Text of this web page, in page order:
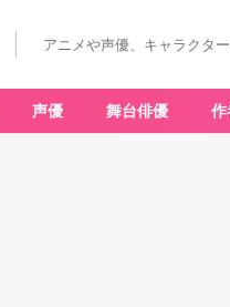
アニメや声優、キャラクタ
声優 舞台俳優 作